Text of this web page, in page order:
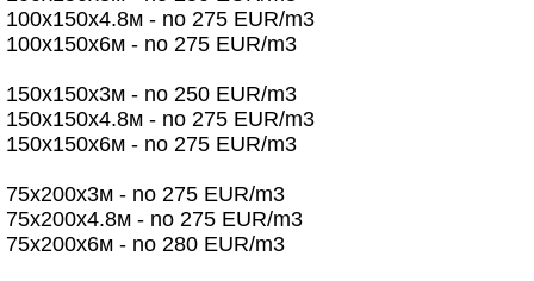
100х150х4.8м - no 275 EUR/m3
100х150х6м - no 275 EUR/m3
150х150х3м - no 250 EUR/m3
150х150х4.8м - no 275 EUR/m3
150х150х6м - no 275 EUR/m3
75х200х3м - no 275 EUR/m3
75х200х4.8м - no 275 EUR/m3
75х200х6м - no 280 EUR/m3